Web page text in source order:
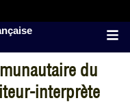
du
interprète